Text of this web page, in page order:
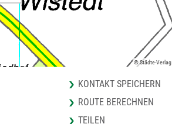
© Städte-Verlag
KONTAKT SPEICHERN
ROUTE BERECHNEN
TEILEN